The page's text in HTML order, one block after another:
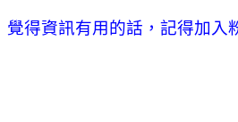
覺得資訊有用的話，記得加入